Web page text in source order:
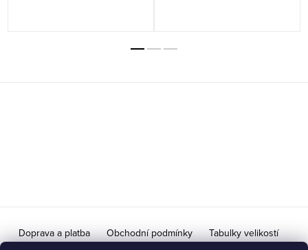
Doprava a platba Obchodní podmínky Tabulky velikostí